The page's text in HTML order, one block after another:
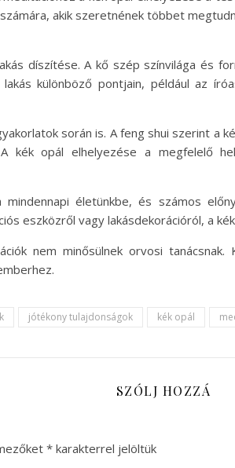
akik szeretnének többet
díszítése. A kő szép színvilága és
különböző pontjain, például az
során is. A feng shui szerint a
A kék opál elhelyezése a megfelelő
életünkbe, és számos
eszközről vagy lakásdekorációról, a
nem minősülnek orvosi
jótékony tulajdonságok kék opál
SZÓLJ HOZZÁ
* karakterrel jelöltük